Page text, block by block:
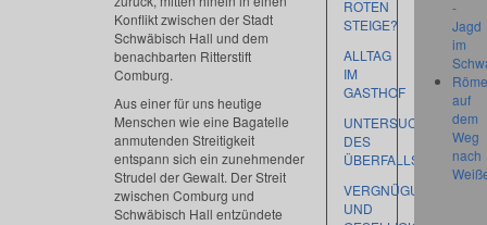
ROTEN
STEIGE?
ALLTAG
IM
GASTHOF
UNTERSUCHUNG
DES
ÜBERFALLS
VERGNÜGUNGEN
UND
Konflikt zwischen der Stadt
Schwäbisch Hall und dem
benachbarten Ritterstift
Comburg.
Aus einer für uns heutige
Menschen wie eine Bagatelle
anmutenden Streitigkeit
entspann sich ein zunehmender
Strudel der Gewalt. Der Streit
zwischen Comburg und
Schwäbisch Hall entzündete
-
Jagd
im
auf
dem
Weg
nach